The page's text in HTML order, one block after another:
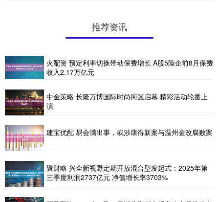
推荐资讯
火配资 预定利率切换带动保费增长 A股5险企前8月保费
收入2.17万亿元
中金策略 长隆万博国际时尚街区启幕 精彩活动轮番上
演​
建宝优配 易会满出事，或涉康得新案与温州金改腐败案
聚财略 兴全新视野定期开放混合型发起式：2025年第
三季度利润2737亿元 净值增长率3703%